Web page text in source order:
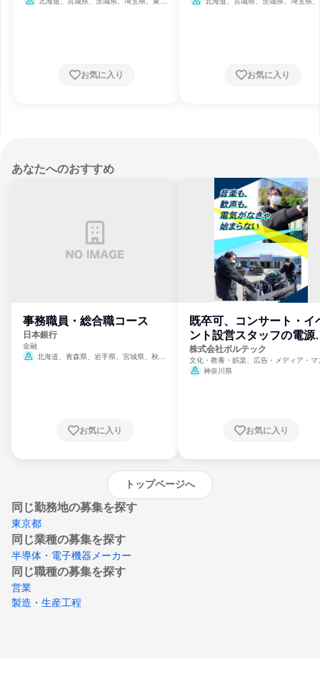
お気に入り お気に入り
あなたへのおすすめ
事務職員・総合職コース
日本銀行
金融
北海道、青森県、岩手県、宮城県、秋田
崎県、熊本県、大分県、宮崎県、鹿児島県、
お気に入り
既卒可、コンサート・イ
ント設営スタッフの電源
門
株式会社ボルテック
文化・教養・娯楽、広告・メディア・マ
ミ、電力・ガス・水道・エネルギー
神奈川県
お気に入り
トップページへ
同じ勤務地の募集を探す
東京都
同じ業種の募集を探す
半導体・電子機器メーカー
同じ職種の募集を探す
営業
製造・生産工程